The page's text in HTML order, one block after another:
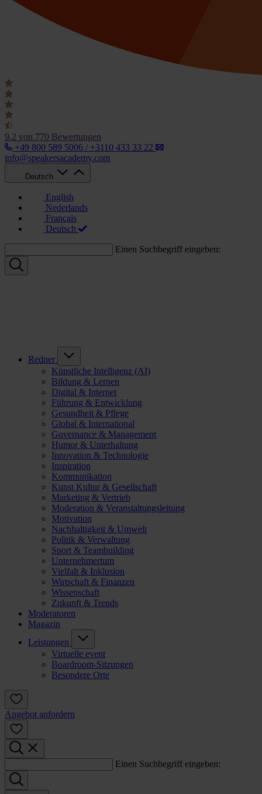
9.2 von 770 Bewertungen
+49 800 589 5006 / +3110 433 33 22
info@speakersacademy.com
Deutsch
English
Nederlands
Français
Deutsch
Einen Suchbegriff eingeben:
Redner
Künstliche Intelligenz (AI)
Bildung & Lernen
Digital & Internet
Führung & Entwicklung
Gesundheit & Pflege
Global & International
Governance & Management
Humor & Unterhaltung
Innovation & Technologie
Inspiration
Kommunikation
Kunst Kultur & Gesellschaft
Marketing & Vertrieb
Moderation & Veranstaltungsleitung
Motivation
Nachhaltigkeit & Umwelt
Politik & Verwaltung
Sport & Teambuilding
Unternehmertum
Vielfalt & Inklusion
Wirtschaft & Finanzen
Wissenschaft
Zukunft & Trends
Moderatoren
Magazin
Leistungen
Virtuelle event
Boardroom-Sitzungen
Besondere Orte
Angebot anfordern
Einen Suchbegriff eingeben: